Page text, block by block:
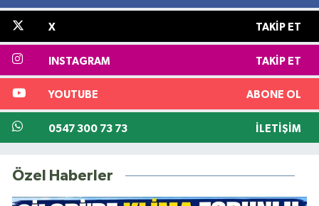
X TAKIP ET
INSTAGRAM TAKIP ET
YOUTUBE ABONE OL
0547 300 73 73 İLETIŞIM
Özel Haberler